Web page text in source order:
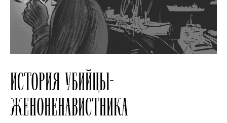
ИСТОРИЯ УБИЙЦЫ-
ЖЕНОНЕНАВИСТНИКА